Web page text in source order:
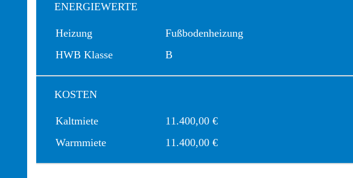
ENERGIEWERTE
Heizung
Fußbodenheizung
HWB Klasse
B
KOSTEN
Kaltmiete
11.400,00 €
Warmmiete
11.400,00 €